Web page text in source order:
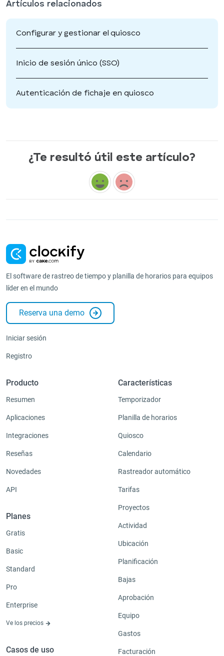
Artículos relacionados
Configurar y gestionar el quiosco
Inicio de sesión único (SSO)
Autenticación de fichaje en quiosco
¿Te resultó útil este artículo?
El software de rastreo de tiempo y planilla de horarios para equipos
líder en el mundo
Reserva una demo
Iniciar sesión
Registro
Producto
Resumen
Aplicaciones
Integraciones
Reseñas
Novedades
API
Planes
Gratis
Basic
Standard
Pro
Enterprise
Ve los precios
Casos de uso
Características
Temporizador
Planilla de horarios
Quiosco
Calendario
Rastreador automático
Tarifas
Proyectos
Actividad
Ubicación
Planificación
Bajas
Aprobación
Equipo
Gastos
Facturación